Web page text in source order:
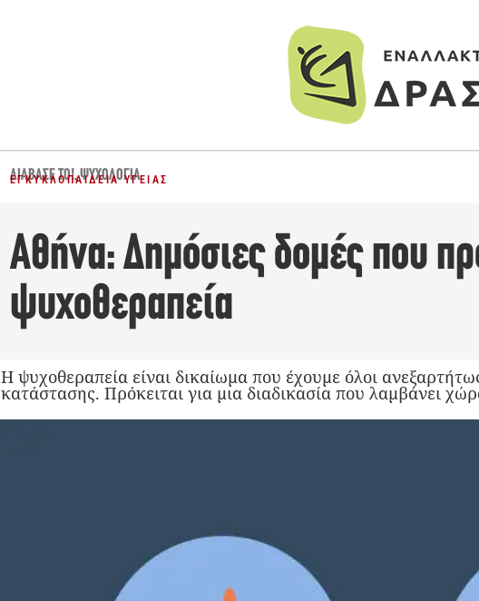
ΔΙΆΒΑΣΈ ΤΟ!,ΨΥΧΟΛΟΓΊΑ
ΕΓΚΥΚΛΟΠΑΊΔΕΙΑ ΥΓΕΊΑΣ
Αθήνα: Δημόσιες δομές που
ψυχοθεραπεία
Η ψυχοθεραπεία είναι δικαίωμα που έχουμε όλοι
κατάστασης. Πρόκειται για μια διαδικασία που λαμβάνει